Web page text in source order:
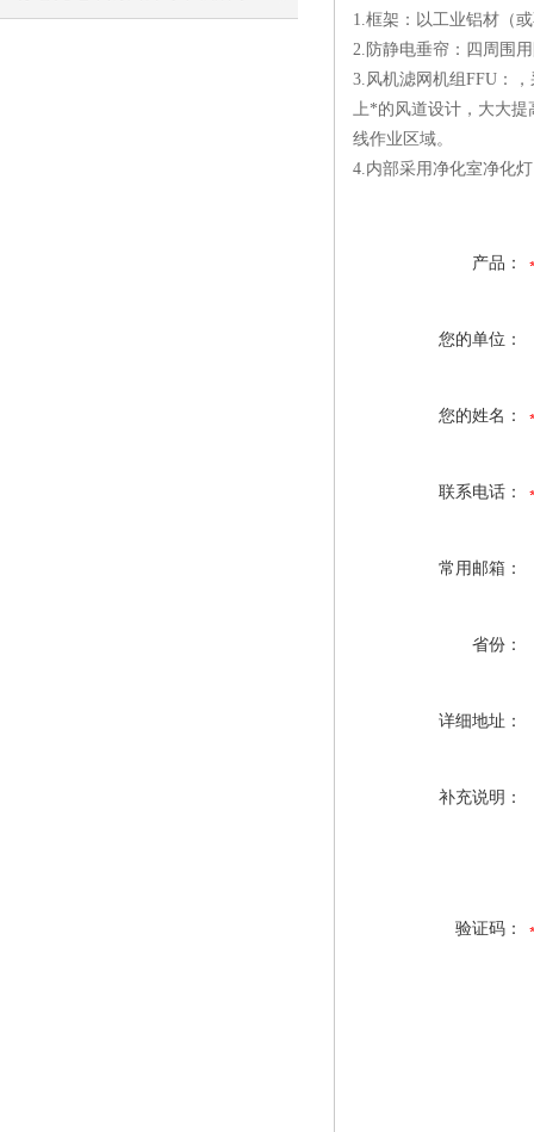
1.框架：以工业铝材（
2.防静电垂帘：四周围
3.风机滤网机组FFU：
上*的风道设计，大大提
线作业区域。
4.内部采用净化室净化
产品：
您的单位：
您的姓名：
联系电话：
常用邮箱：
省份：
详细地址：
补充说明：
验证码：